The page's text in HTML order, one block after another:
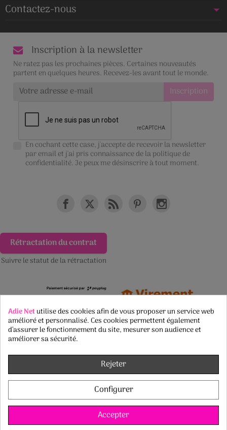
Contactez-nous
Inscription à la newsletter
Ne ratez pas les prochaines pièces. Certaines nouveautés
partent en quelques heures. Recevez-les avant tout le monde.
En cochant cette case, j'accepte de recevoir la newsletter
par email et j'ai pris connaissance de lapolitique de
confidentialité. Je peux me désinscrire à tout moment.
Rétractation du contrat
Suivre le statut de la rétractation
Adie Netutilise des cookies afin de vous proposer un service web
amélioré et personnalisé. Ces cookies permettent également
d’assurer le fonctionnement du site, mesurer son audience et
améliorer sa sécurité.
Rejeter
Configurer
Accepter